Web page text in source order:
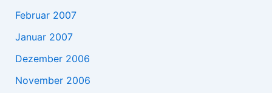
Februar 2007
Januar 2007
Dezember 2006
November 2006